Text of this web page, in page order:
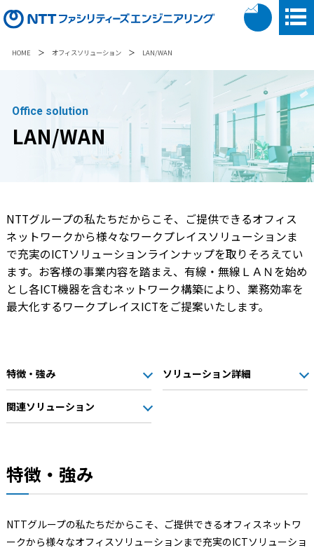
HOME ＞ オフィスソリューション ＞ LAN/WAN
Office solution
LAN/WAN
NTTグループの私たちだからこそ、ご提供できるオフィス
ネットワークから様々なワークプレイスソリューションま
で充実のICTソリューションラインナップを取りそろえてい
ます。お客様の事業内容を踏まえ、有線・無線ＬＡＮを始め
とし各ICT機器を含むネットワーク構築により、業務効率を
最大化するワークプレイスICTをご提案いたします。
特徴・強み ソリューション詳細
関連ソリューション
特徴・強み
NTTグループの私たちだからこそ、ご提供できるオフィスネットワ
ークから様々なオフィスソリューションまで充実のICTソリューショ